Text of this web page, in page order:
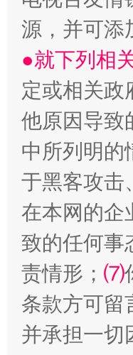
源，并可添
●就下列相
定或相关政
他原因导致
中所列明的
于黑客攻击
在本网的企
致的任何事
责情形； ⑺
条款方可留
并承担一切